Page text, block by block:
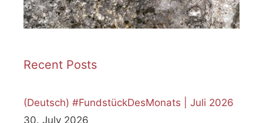
Recent Posts
(Deutsch) #FundstückDesMonats | Juli 2026
30. July 2026